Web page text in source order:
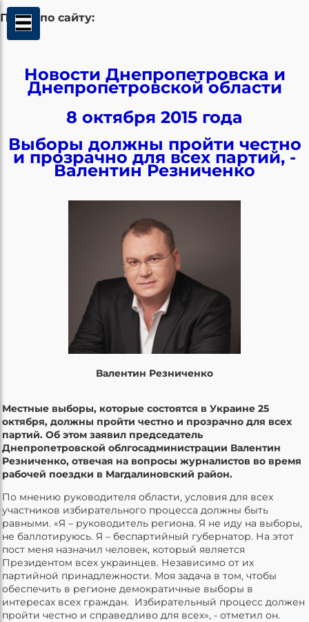
Поиск по сайту:
Новости Днепропетровска и
Днепропетровской области
8 октября 2015 года
Выборы должны пройти честно
и прозрачно для всех партий, -
Валентин Резниченко
Валентин Резниченко
Местные выборы, которые состоятся в Украине 25
октября, должны пройти честно и прозрачно для всех
партий. Об этом заявил председатель
Днепропетровской облгосадминистрации Валентин
Резниченко, отвечая на вопросы журналистов во время
рабочей поездки в Магдалиновский район.
По мнению руководителя области, условия для всех
участников избирательного процесса должны быть
равными. «Я – руководитель региона. Я не иду на выборы,
не баллотируюсь. Я – беспартийный губернатор. На этот
пост меня назначил человек, который является
Президентом всех украинцев. Независимо от их
партийной принадлежности. Моя задача в том, чтобы
обеспечить в регионе демократичные выборы в
интересах всех граждан. Избирательный процесс должен
пройти честно и справедливо для всех», - отметил он.